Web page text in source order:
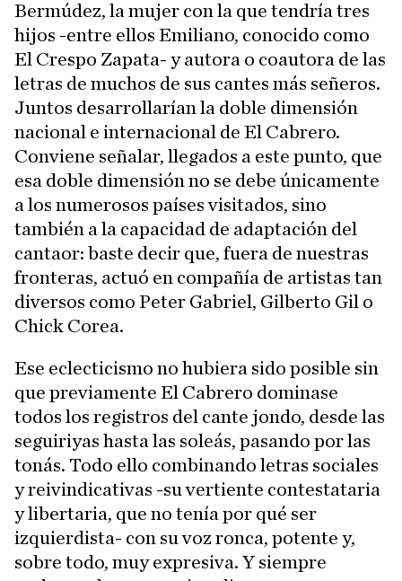
Bermúdez, la mujer con la que tendría tres
hijos -entre ellos Emiliano, conocido como
El Crespo Zapata- y autora o coautora de las
letras de muchos de sus cantes más señeros.
Juntos desarrollarían la doble dimensión
nacional e internacional de El Cabrero.
Conviene señalar, llegados a este punto, que
esa doble dimensión no se debe únicamente
a los numerosos países visitados, sino
también a la capacidad de adaptación del
cantaor: baste decir que, fuera de nuestras
fronteras, actuó en compañía de artistas tan
diversos como Peter Gabriel, Gilberto Gil o
Chick Corea.
Ese eclecticismo no hubiera sido posible sin
que previamente El Cabrero dominase
todos los registros del cante jondo, desde las
seguiriyas hasta las soleás, pasando por las
tonás. Todo ello combinando letras sociales
y reivindicativas -su vertiente contestataria
y libertaria, que no tenía por qué ser
izquierdista- con su voz ronca, potente y,
sobre todo, muy expresiva. Y siempre